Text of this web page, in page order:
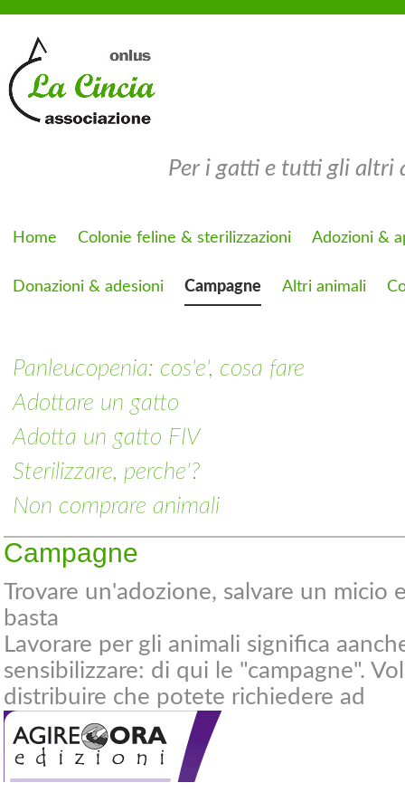
Per i gatti e tutti gli altri
Home Colonie feline & sterilizzazioni Adozioni &
Donazioni & adesioni Campagne Altri animali
Panleucopenia: cos'e', cosa fare
Adottare un gatto
Adotta un gatto FIV
Sterilizzare, perche'?
Non comprare animali
Campagne
Trovare un'adozione, salvare un micio
basta
Lavorare per gli animali significa
sensibilizzare: di qui le "campagne".
distribuire che potete richiedere ad